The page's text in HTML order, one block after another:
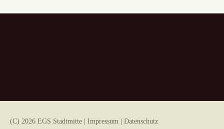
(C) 2026 EGS Stadtmitte | Impressum Datenschutz